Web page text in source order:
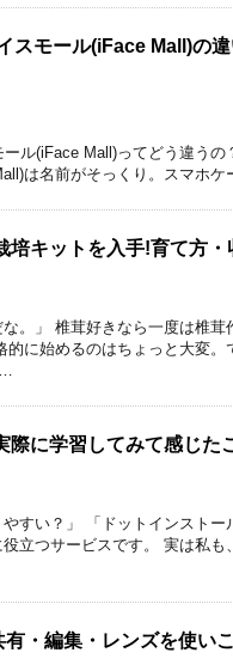
スモール(iFace Mall)の
ル(iFace Mall)ってどう違うの
は名前がそっくり。スマホ
培キットを入手!育て方
。」 椎茸好きなら一度は椎茸
に始めるのはちょっと大変。
…
際に学習してみて感じた
すい？」 「ドットインストー
立つサービスです。 実は私も
・編集・レンズを使い